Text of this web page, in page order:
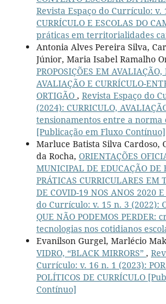
Revista Espaço do Currículo: v.
CURRÍCULO E ESCOLAS DO
práticas em territorialidades
Antonia Alves Pereira Silva,
Júnior, Maria Isabel Ramalho
PROPOSIÇÕES EM
AVALIAÇÃO E CURRÍCULO-
ORTIGÃO , Revista Espaço do
(2024): CURRICULO,
tensionamentos entre a
[Publicação em Fluxo Contínuo]
Marluce Batista Silva Cardoso,
da Rocha, ORIENTAÇÕES
MUNICIPAL DE EDUCAÇÃO DE
PRÁTICAS CURRICULARES EM
DE COVID-19 NOS ANOS 2020 E
do Currículo: v. 15 n. 3 (2022):
QUE NÃO PODEMOS
tecnologias nos cotidianos
Evanilson Gurgel, Marlécio
VIDRO, “BLACK MIRRORS” ,
Currículo: v. 16 n. 1 (2023): POR
POLÍTICOS DE CURRÍCULO
Contínuo]